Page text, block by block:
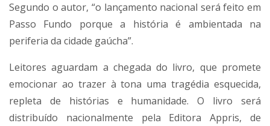
Segundo o autor, “o lançamento nacional será feito em
Passo Fundo porque a história é ambientada na
periferia da cidade gaúcha”.
Leitores aguardam a chegada do livro, que promete
emocionar ao trazer à tona uma tragédia esquecida,
repleta de histórias e humanidade. O livro será
distribuído nacionalmente pela Editora Appris, de